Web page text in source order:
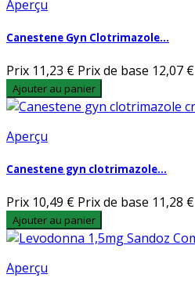
Aperçu
Canestene Gyn Clotrimazole...
Prix 11,23 € Prix de base 12,07 €
Ajouter au panier
Aperçu
Canestene gyn clotrimazole...
Prix 10,49 € Prix de base 11,28 €
Ajouter au panier
Aperçu